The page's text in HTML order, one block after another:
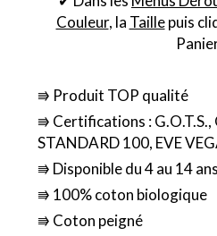
Couleur, la Taillepuis
⭆ Produit TOP qualité
⭆ Certifications :
STANDARD 100, EVE
⭆ Disponible du 4 au 14 ans
⭆ 100% coton biologique
⭆ Coton peigné